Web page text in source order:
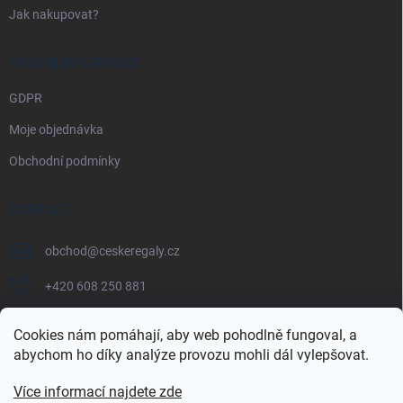
Cookies nám pomáhají, aby web pohodlně fungoval, a
abychom ho díky analýze provozu mohli dál vylepšovat.
Více informací najdete zde
Jak nakupovat?
PRÁVNÍ INFORMACE
GDPR
Moje objednávka
Obchodní podmínky
KONTAKT
obchod@ceskeregaly.cz
+420 608 250 881